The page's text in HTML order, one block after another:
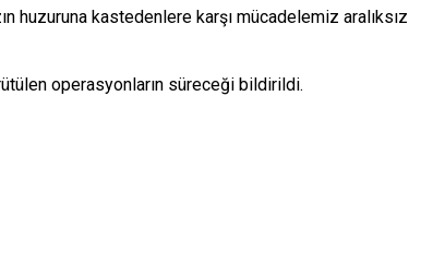
huzuruna kastedenlere karşı mücadelemiz aralıksız
operasyonların süreceği bildirildi.